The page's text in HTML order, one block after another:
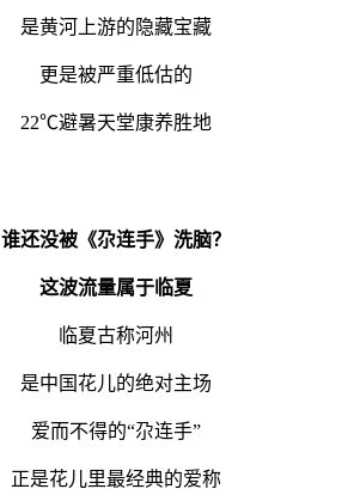
是黄河上游的隐藏宝藏
更是被严重低估的
22℃避暑天堂康养胜地
谁还没被《尕连手》洗脑？
这波流量属于临夏
临夏古称河州
是中国花儿的绝对主场
爱而不得的“尕连手”
正是花儿里最经典的爱称